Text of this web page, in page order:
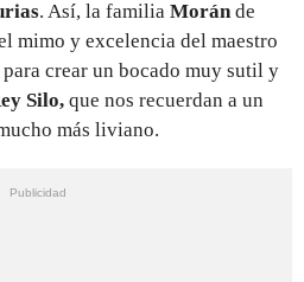
. Así, la familia Moránde
mimo y excelencia del maestro
para crear un bocado muy sutil y
Silo, que nos recuerdan a un
más liviano.